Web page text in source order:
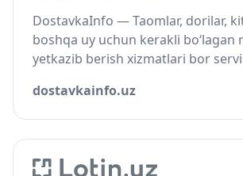
DostavkaInfo — Taomlar, dorilar,
boshqa uy uchun kerakli bo‘lagan
yetkazib berish xizmatlari bor
dostavkainfo.uz